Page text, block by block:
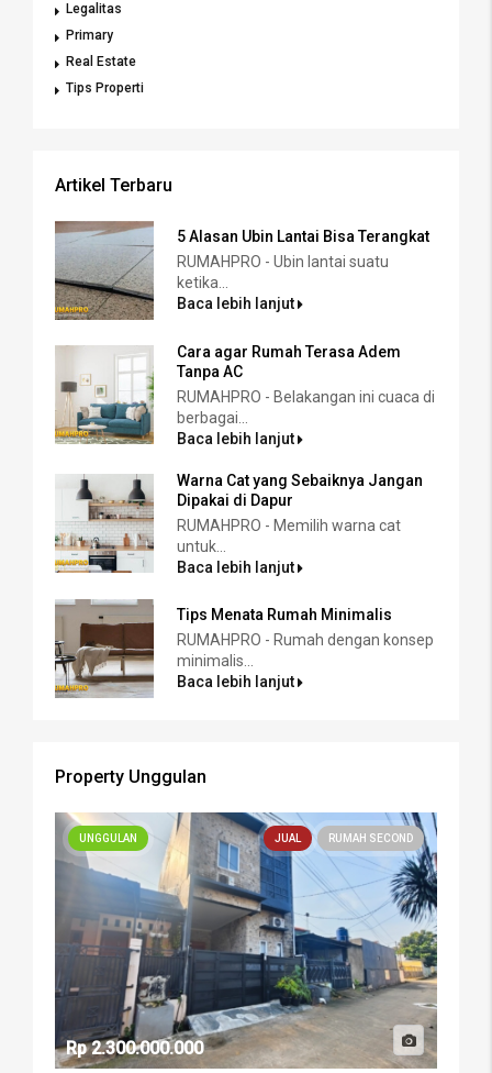
Legalitas
Primary
Real Estate
Tips Properti
Artikel Terbaru
5 Alasan Ubin Lantai Bisa Terangkat
RUMAHPRO - Ubin lantai suatu
ketika...
Baca lebih lanjut
Cara agar Rumah Terasa Adem
Tanpa AC
RUMAHPRO - Belakangan ini cuaca di
berbagai...
Baca lebih lanjut
Warna Cat yang Sebaiknya Jangan
Dipakai di Dapur
RUMAHPRO - Memilih warna cat
untuk...
Baca lebih lanjut
Tips Menata Rumah Minimalis
RUMAHPRO - Rumah dengan konsep
minimalis...
Baca lebih lanjut
Property Unggulan
UNGGULAN JUAL RUMAH SECOND
Rp 2.300.000.000